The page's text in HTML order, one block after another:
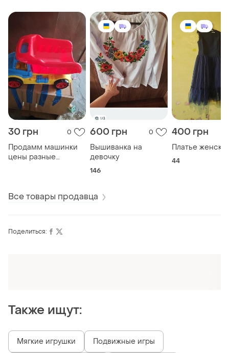
30 грн 0
Продамм машинки
цены разные
600 грн 0
Вышиванка на
девочку
146
400 грн
Платье
44
Все товары продавца
Поделиться:
Также ищут:
Мягкие игрушки Подвижные игры